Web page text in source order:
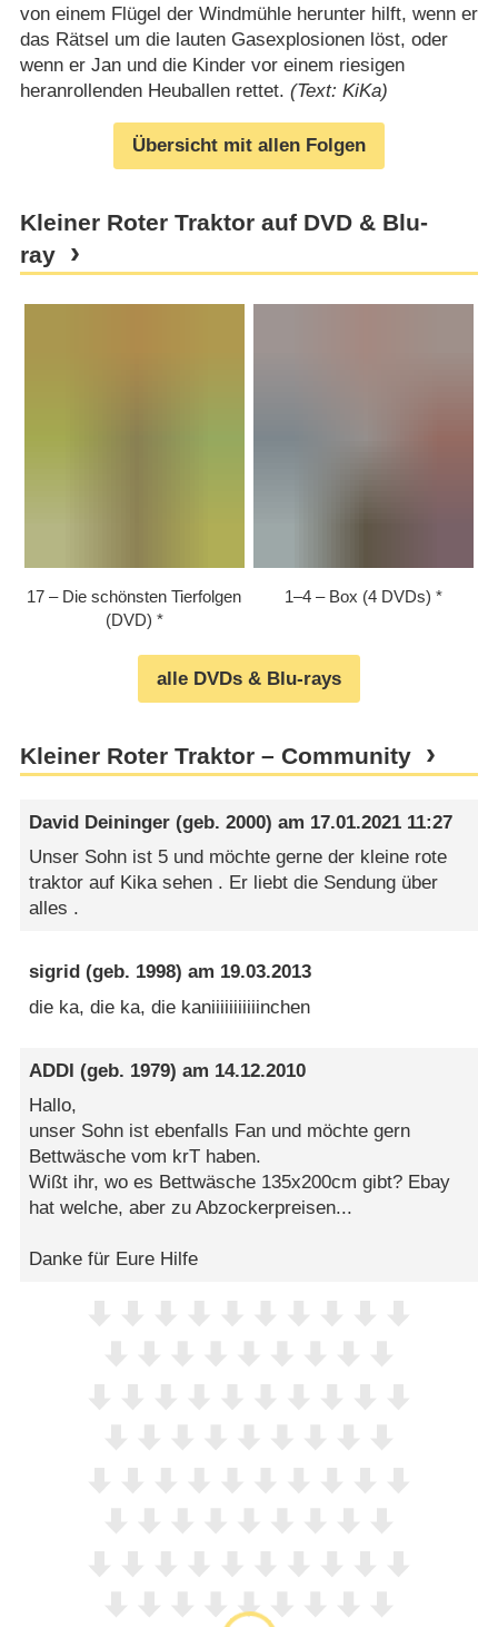
von einem Flügel der Windmühle herunter hilft, wenn er
das Rätsel um die lauten Gasexplosionen löst, oder
wenn er Jan und die Kinder vor einem riesigen
heranrollenden Heuballen rettet. (Text: KiKa)
Übersicht mit allen Folgen
Kleiner Roter Traktor auf DVD & Blu-
ray
17 – Die schönsten Tierfolgen
(DVD)
1⁠–⁠4 – Box (4 DVDs)
alle DVDs & Blu-rays
Kleiner Roter Traktor – Community
David Deininger (geb. 2000) am 17.01.2021 11:27
Unser Sohn ist 5 und möchte gerne der kleine rote
traktor auf Kika sehen . Er liebt die Sendung über
alles .
sigrid (geb. 1998) am 19.03.2013
die ka, die ka, die kaniiiiiiiiiiinchen
ADDI (geb. 1979) am 14.12.2010
Hallo,
unser Sohn ist ebenfalls Fan und möchte gern
Bettwäsche vom krT haben.
Wißt ihr, wo es Bettwäsche 135x200cm gibt? Ebay
hat welche, aber zu Abzockerpreisen...
Danke für Eure Hilfe